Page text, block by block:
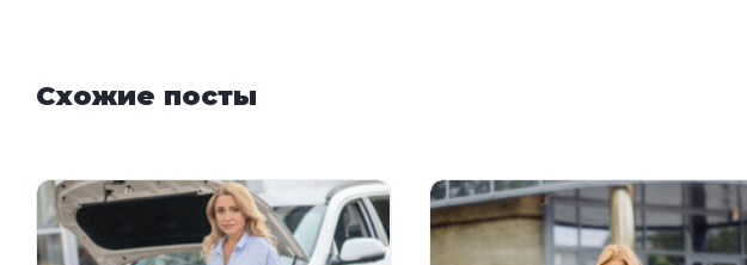
Схожие посты